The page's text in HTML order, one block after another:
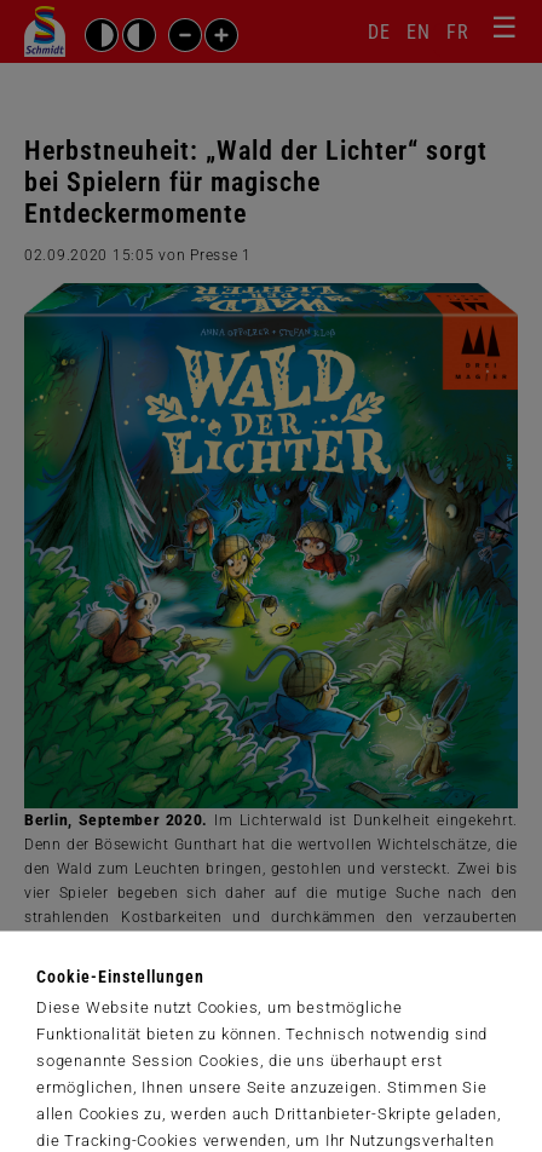
Cookie-Einstellungen
Diese Website nutzt Cookies, um bestmögliche
Funktionalität bieten zu können. Technisch notwendig sind
sogenannte Session Cookies, die uns überhaupt erst
ermöglichen, Ihnen unsere Seite anzuzeigen. Stimmen Sie
allen Cookies zu, werden auch Drittanbieter-Skripte geladen,
die Tracking-Cookies verwenden, um Ihr Nutzungsverhalten
☰
DE EN FR
Suchbegriffe
Herbstneuheit: „Wald der Lichter“ sorgt
bei Spielern für magische
Entdeckermomente
02.09.2020 15:05 von Presse 1
Berlin, September 2020.
Im Lichterwald ist Dunkelheit eingekehrt.
Denn der Bösewicht Gunthart hat die wertvollen Wichtelschätze, die
den Wald zum Leuchten bringen, gestohlen und versteckt. Zwei bis
vier Spieler begeben sich daher auf die mutige Suche nach den
strahlenden Kostbarkeiten und durchkämmen den verzauberten
Der Schmidt-Spiele-Newsletter
Jetzt anmelden und 5€ Willkommensrabatt sichern
Themen rund um Schmidt®Spiele – und sichern Sie sich einen
Willkommensgutschein in Höhe von 5€ für Ihren nächsten Einkauf im
Schmidt-Spiele-Shop.